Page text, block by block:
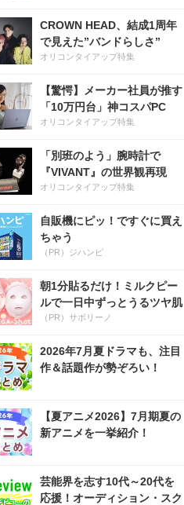
CROWN HEAD、結成1周年
で見えた”バンドらしさ”
オリコンタイアップ特集
【驚愕】メーカー社員が推す
「10万円台」神コスパPC
オリコンタイアップ特集
「別班のよう」腕時計で
『VIVANT』の世界観再現
オリコンタイアップ特集
自販機にピッ！ですぐに買え
ちゃう
（PR）ジハンピ
朝1分貼るだけ！ミルクピー
ルで一日中ずっとうるツヤ肌
（PR）サボリーノ
2026年7月夏ドラマも、注目
作＆話題作が勢ぞろい！
【夏アニメ2026】7月期夏の
新アニメを一挙紹介！
芸能界を志す10代～20代を
応援！オーディション・スク